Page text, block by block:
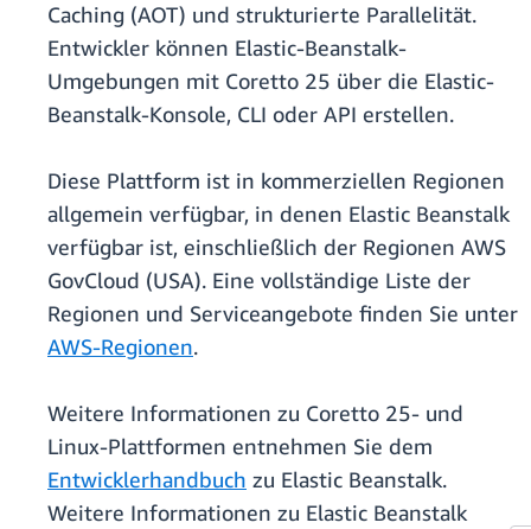
Caching (AOT) und strukturierte Parallelität.
Entwickler können Elastic-Beanstalk-
Umgebungen mit Coretto 25 über die Elastic-
Beanstalk-Konsole, CLI oder API erstellen.
Diese Plattform ist in kommerziellen Regionen
allgemein verfügbar, in denen Elastic Beanstalk
verfügbar ist, einschließlich der Regionen AWS
GovCloud (USA). Eine vollständige Liste der
Regionen und Serviceangebote finden Sie unter
AWS-Regionen.
Weitere Informationen zu Coretto 25- und
Linux-Plattformen entnehmen Sie dem
Entwicklerhandbuch zu Elastic Beanstalk.
Weitere Informationen zu Elastic Beanstalk